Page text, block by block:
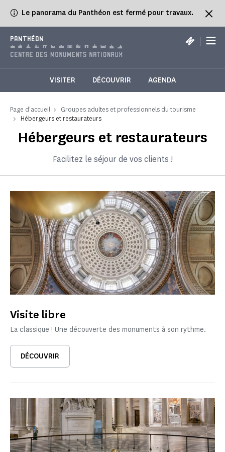
Le panorama du Panthéon est fermé pour travaux.
PANTHÉON |
VISITER DÉCOUVRIR AGENDA
Page d'accueil
Groupes adultes et professionnels du tourisme
Hébergeurs et restaurateurs
Hébergeurs et restaurateurs
Facilitez le séjour de vos clients !
Visite libre
La classique ! Une découverte des monuments à son rythme.
DÉCOUVRIR